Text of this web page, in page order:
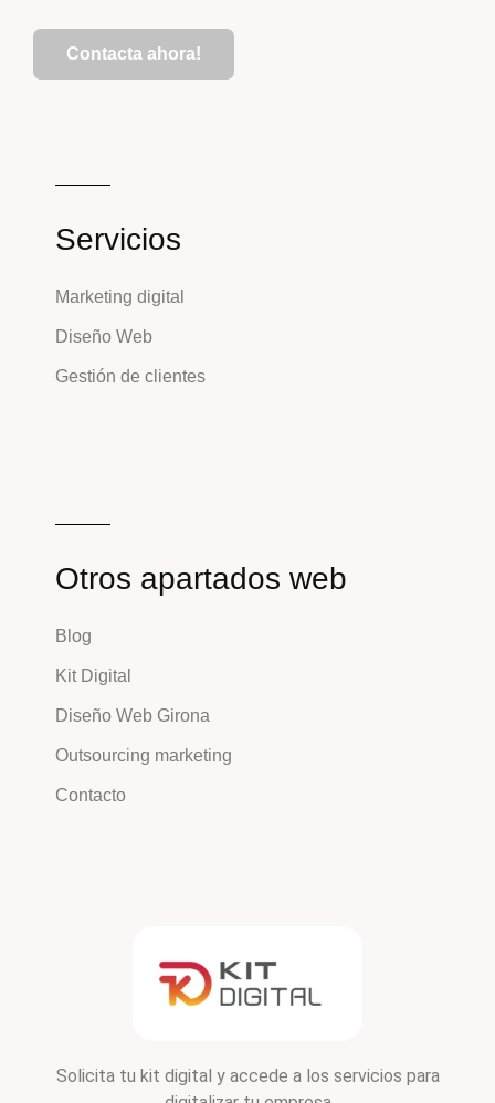
Contacta ahora!
Servicios
Marketing digital
Diseño Web
Gestión de clientes
Otros apartados web
Blog
Kit Digital
Diseño Web Girona
Outsourcing marketing
Contacto
Solicita tu kit digital y accede a los servicios para